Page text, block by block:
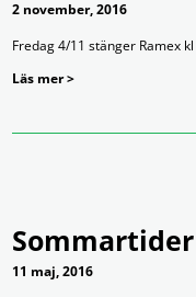
2 november, 2016
Fredag 4/11 stänger Ramex
Läs mer >
Sommartider
11 maj, 2016